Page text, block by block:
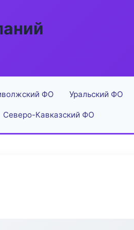
ФО Уральский ФО
Северо-Кавказский ФО